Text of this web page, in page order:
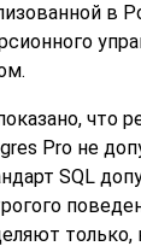
в
что
Pro не
SQL